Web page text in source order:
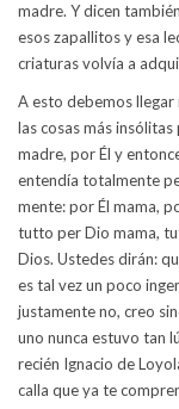
madre. Y dicen
esos zapallitos y esa
criaturas volvía a
A esto debemos
las cosas más insólitas
madre, por Él y
entendía totalmente
mente: por Él mama,
tutto per Dio mama,
Dios. Ustedes dirán:
es tal vez un poco
justamente no, creo
uno nunca estuvo tan
recién Ignacio de
calla que ya te